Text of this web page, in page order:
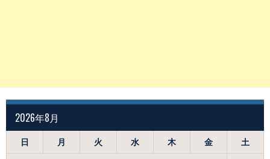
2026年8月
日 月 火 水 木 金 土